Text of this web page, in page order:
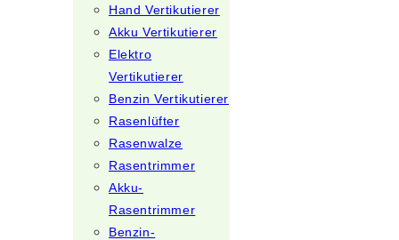
Hand Vertikutierer
Akku Vertikutierer
Elektro
Vertikutierer
Benzin Vertikutierer
Rasenlüfter
Rasenwalze
Rasentrimmer
Akku-
Rasentrimmer
Benzin-